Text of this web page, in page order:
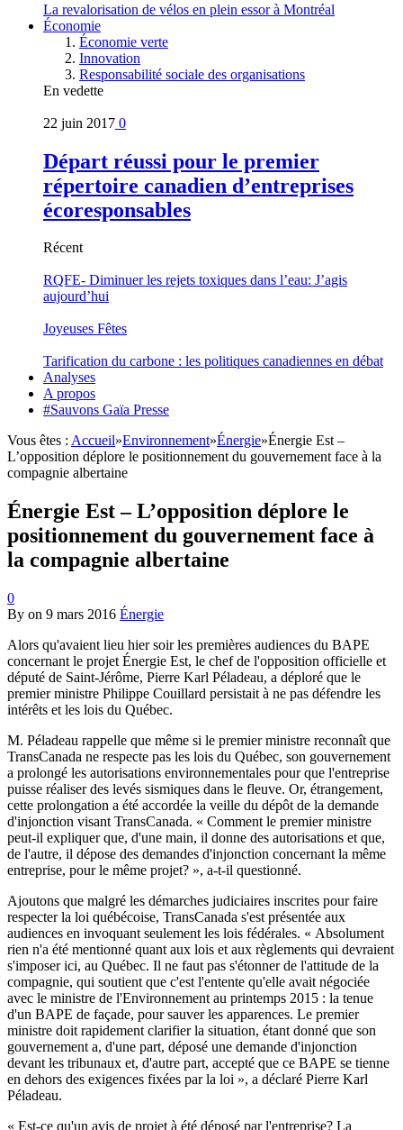
La revalorisation de vélos en plein essor à Montréal
Économie
Économie verte
Innovation
Responsabilité sociale des organisations
En vedette
22 juin 2017 0
Départ réussi pour le premier
répertoire canadien d’entreprises
écoresponsables
Récent
RQFE- Diminuer les rejets toxiques dans l’eau: J’agis
aujourd’hui
Joyeuses Fêtes
Tarification du carbone : les politiques canadiennes en débat
Analyses
A propos
#Sauvons Gaïa Presse
Vous êtes : Accueil»Environnement»Énergie»Énergie Est –
L’opposition déplore le positionnement du gouvernement face à la
compagnie albertaine
Énergie Est – L’opposition déplore le
positionnement du gouvernement face à
la compagnie albertaine
0
By on 9 mars 2016 Énergie
Alors qu'avaient lieu hier soir les premières audiences du BAPE
concernant le projet Énergie Est, le chef de l'opposition officielle et
député de Saint-Jérôme, Pierre Karl Péladeau, a déploré que le
premier ministre Philippe Couillard persistait à ne pas défendre les
intérêts et les lois du Québec.
M. Péladeau rappelle que même si le premier ministre reconnaît que
TransCanada ne respecte pas les lois du Québec, son gouvernement
a prolongé les autorisations environnementales pour que l'entreprise
puisse réaliser des levés sismiques dans le fleuve. Or, étrangement,
cette prolongation a été accordée la veille du dépôt de la demande
d'injonction visant TransCanada. « Comment le premier ministre
peut-il expliquer que, d'une main, il donne des autorisations et que,
de l'autre, il dépose des demandes d'injonction concernant la même
entreprise, pour le même projet? », a-t-il questionné.
Ajoutons que malgré les démarches judiciaires inscrites pour faire
respecter la loi québécoise, TransCanada s'est présentée aux
audiences en invoquant seulement les lois fédérales. « Absolument
rien n'a été mentionné quant aux lois et aux règlements qui devraient
s'imposer ici, au Québec. Il ne faut pas s'étonner de l'attitude de la
compagnie, qui soutient que c'est l'entente qu'elle avait négociée
avec le ministre de l'Environnement au printemps 2015 : la tenue
d'un BAPE de façade, pour sauver les apparences. Le premier
ministre doit rapidement clarifier la situation, étant donné que son
gouvernement a, d'une part, déposé une demande d'injonction
devant les tribunaux et, d'autre part, accepté que ce BAPE se tienne
en dehors des exigences fixées par la loi », a déclaré Pierre Karl
Péladeau.
« Est-ce qu'un avis de projet à été déposé par l'entreprise? La